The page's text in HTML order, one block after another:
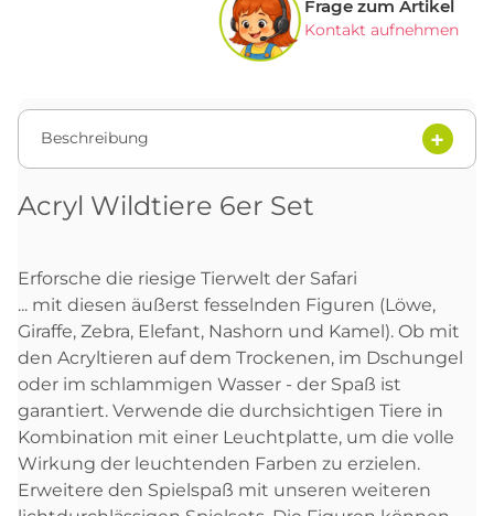
Frage zum Artikel
Kontakt aufnehmen
Beschreibung
Acryl Wildtiere 6er Set
Erforsche die riesige Tierwelt der Safari
... mit diesen äußerst fesselnden Figuren (Löwe,
Giraffe, Zebra, Elefant, Nashorn und Kamel). Ob mit
den Acryltieren auf dem Trockenen, im Dschungel
oder im schlammigen Wasser - der Spaß ist
garantiert. Verwende die durchsichtigen Tiere in
Kombination mit einer Leuchtplatte, um die volle
Wirkung der leuchtenden Farben zu erzielen.
Erweitere den Spielspaß mit unseren weiteren